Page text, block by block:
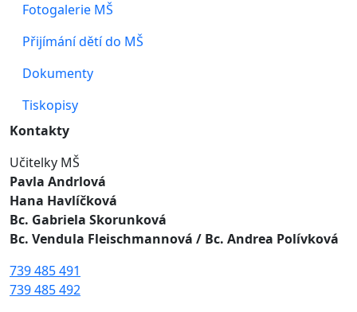
Fotogalerie MŠ
Přijímání dětí do MŠ
Dokumenty
Tiskopisy
Kontakty
Učitelky MŠ
Pavla Andrlová
Hana Havlíčková
Bc. Gabriela Skorunková
Bc. Vendula Fleischmannová / Bc. Andrea Polívková
739 485 491
739 485 492